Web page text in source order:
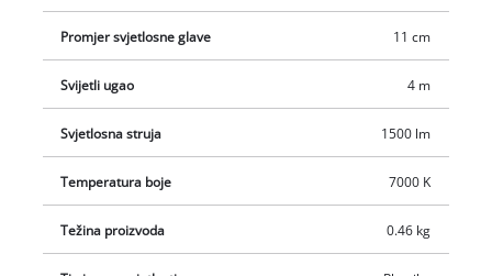
Promjer svjetlosne glave 11 cm
Svijetli ugao 4 m
Svjetlosna struja 1500 lm
Temperatura boje 7000 K
Težina proizvoda 0.46 kg